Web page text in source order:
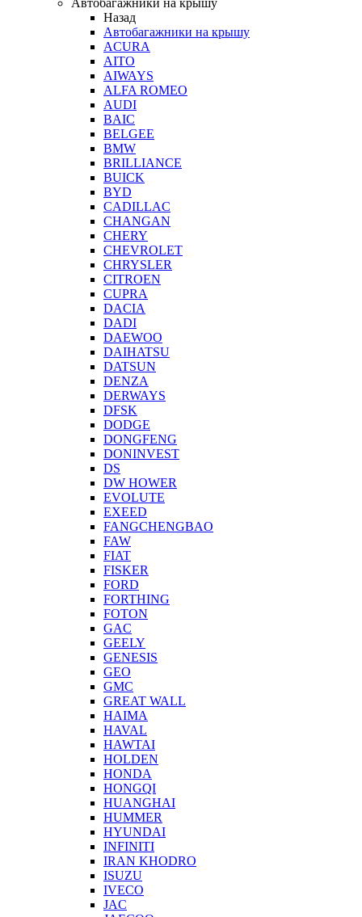
Автобагажники на крышу
Назад
Автобагажники на крышу
ACURA
AITO
AIWAYS
ALFA ROMEO
AUDI
BAIC
BELGEE
BMW
BRILLIANCE
BUICK
BYD
CADILLAC
CHANGAN
CHERY
CHEVROLET
CHRYSLER
CITROEN
CUPRA
DACIA
DADI
DAEWOO
DAIHATSU
DATSUN
DENZA
DERWAYS
DFSK
DODGE
DONGFENG
DONINVEST
DS
DW HOWER
EVOLUTE
EXEED
FANGCHENGBAO
FAW
FIAT
FISKER
FORD
FORTHING
FOTON
GAC
GEELY
GENESIS
GEO
GMC
GREAT WALL
HAIMA
HAVAL
HAWTAI
HOLDEN
HONDA
HONGQI
HUANGHAI
HUMMER
HYUNDAI
INFINITI
IRAN KHODRO
ISUZU
IVECO
JAC